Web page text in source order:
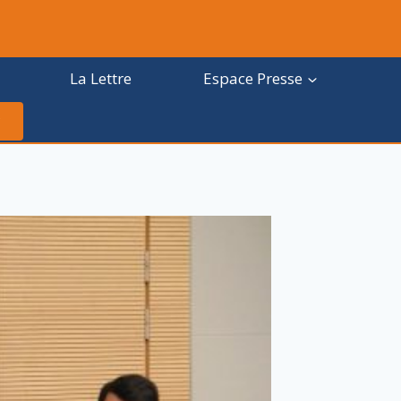
La Lettre Espace Presse